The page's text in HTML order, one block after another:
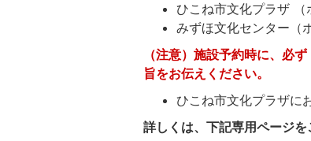
ひこね市文化プラザ （
みずほ文化センター（
（注意）施設予約時に、必
旨をお伝えください。
ひこね市文化プラザに
詳しくは、下記専用ページを